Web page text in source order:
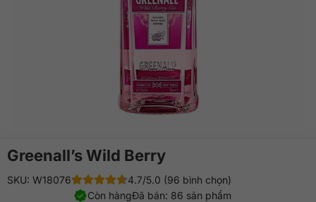
Greenall’s Wild Berry
SKU: W18076
4.7/5.0 (96 bình chọn)
Đã bán: 86 sản phẩm
Còn hàng